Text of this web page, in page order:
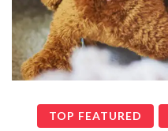
TOP FEATURED